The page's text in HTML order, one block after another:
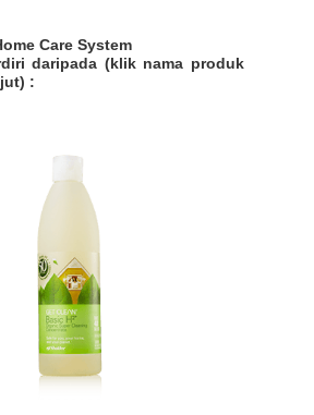
Care System
daripada (klik nama produk
: